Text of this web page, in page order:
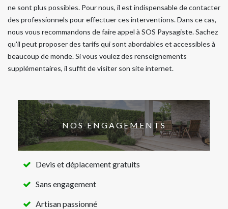
ne sont plus possibles. Pour nous, il est indispensable de contacter
des professionnels pour effectuer ces interventions. Dans ce cas,
nous vous recommandons de faire appel à SOS Paysagiste. Sachez
qu'il peut proposer des tarifs qui sont abordables et accessibles à
beaucoup de monde. Si vous voulez des renseignements
supplémentaires, il suffit de visiter son site internet.
NOS ENGAGEMENTS
Devis et déplacement gratuits
Sans engagement
Artisan passionné